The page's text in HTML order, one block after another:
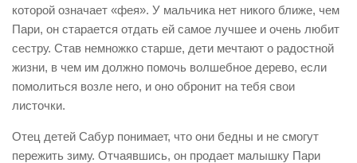
которой означает «фея». У мальчика нет никого ближе, чем
Пари, он старается отдать ей самое лучшее и очень любит
сестру. Став немножко старше, дети мечтают о радостной
жизни, в чем им должно помочь волшебное дерево, если
помолиться возле него, и оно обронит на тебя свои
листочки.
Отец детей Сабур понимает, что они бедны и не смогут
пережить зиму. Отчаявшись, он продает малышку Пари